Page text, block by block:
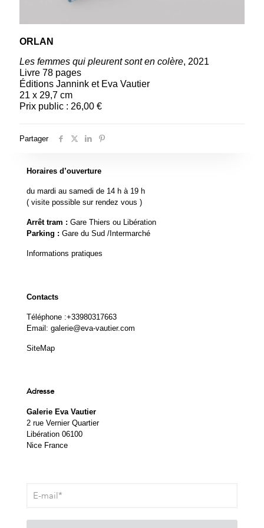
ORLAN
Les femmes qui pleurent sont en colère, 2021
Livre 78 pages
Éditions Jannink et Eva Vautier
21 x 29,7 cm
Prix public : 26,00 €
Partager
Horaires d’ouverture
du mardi au samedi de 14 h à 19 h
( visite possible sur rendez vous )
Arrêt tram : Gare Thiers ou Libération
Parking : Gare du Sud /Intermarché
Informations pratiques
Contacts
Téléphone :+33980317663
Email: galerie@eva-vautier.com
SiteMap
Adresse
Galerie Eva Vautier
2 rue Vernier Quartier
Libération 06100
Nice France